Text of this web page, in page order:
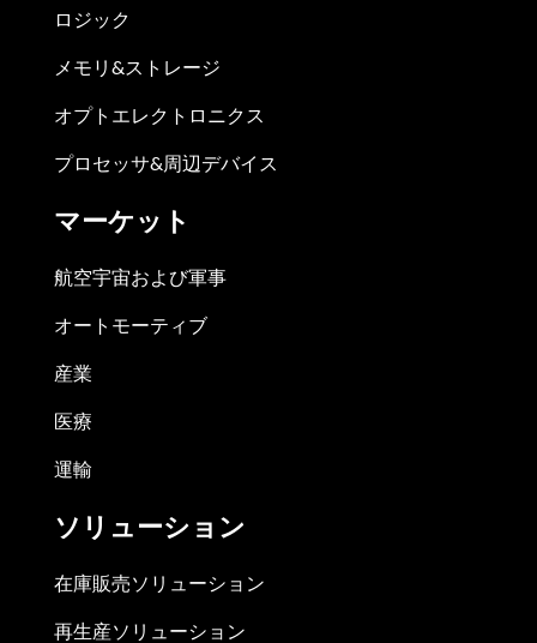
ロジック
メモリ&ストレージ
オプトエレクトロニクス
プロセッサ&周辺デバイス
マーケット
航空宇宙および軍事
オートモーティブ
産業
医療
運輸
ソリューション
在庫販売ソリューション
再生産ソリューション